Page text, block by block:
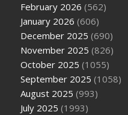
February 2026 (562)
January 2026 (606)
December 2025 (690)
November 2025 (826)
October 2025 (1055)
September 2025 (1058)
August 2025 (993)
July 2025 (1993)